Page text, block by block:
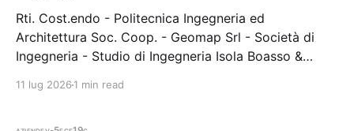
Rti. Cost.endo - Politecnica Ingegneria ed
Architettura Soc. Coop. - Geomap Srl - Società di
Ingegneria - Studio di Ingegneria Isola Boasso &
Srl. — 1 gare vinte, 1
11 lug 2026 1 min read